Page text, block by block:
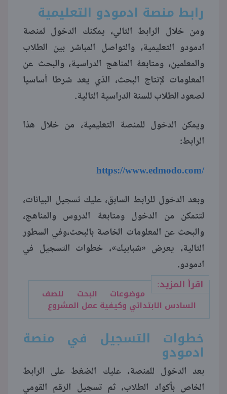
رابط منصة ادمودو التعليمية
ومن خلال الرابط التالي، يمكنك الدخول لمنصة
ادمودو التعليمية، والتواصل المباشر بين الطلاب
والمعلمين، ومتابعة المناهج الدراسية، والبحث عن
المعلومات لإنتاج البحث، الذي يعد شرطا أساسيا
لصعود الطلاب للسنة الدراسية التالية.
ويمكن الدخول للمنصة التعليمية، من خلال هذا
الرابط:
https://www.edmodo.com/
وبعد الدخول للرابط السابق، عليك تسجيل البيانات،
لتتمكن من الدخول ومتابعة الدروس والمناهج،
والبحث عن المعلومات الخاصة بالبحث،وفي السطور
التالية، يعرض «شبابيك»، خطوات التسجيل في
ادمودو.
اقرأ المزيد:
موضوعات البحث للصف
السادس الابتدائي وكيفية عمل المشروع
خطوات التسجيل في منصة
ادمودو
بعد الدخول للمنصة، عليك الضغط على الرابط
الخاص بأكواد الطلاب، ثم تسجيل الرقم القومي